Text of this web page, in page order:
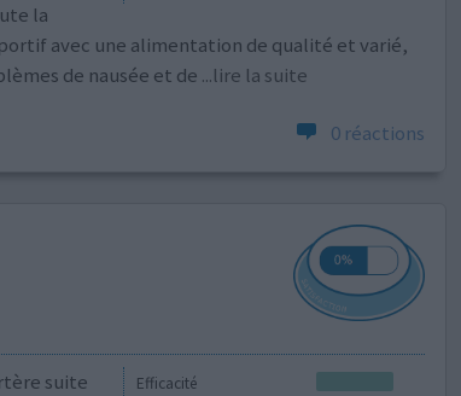
la
avec une alimentation de qualité et varié,
de nausée et de ...lire la suite
0 réactions
Efficacité
suite